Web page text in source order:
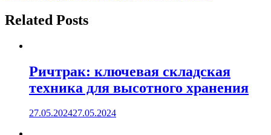
Related Posts
Ричтрак: ключевая складская
техника для высотного хранения
27.05.202427.05.2024